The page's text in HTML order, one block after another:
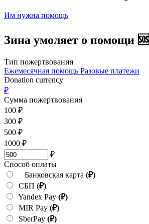
Им нужна помощь
Зина умоляет о помощи 🆘
Тип пожертвования
Ежемесячная помощь Разовые платежи
Donation currency
₽
Сумма пожертвования
100 ₽
300 ₽
500 ₽
1000 ₽
₽
Способ оплаты
Банковская карта (₽)
СБП (₽)
Yandex Pay (₽)
MIR Pay (₽)
SberPay (₽)